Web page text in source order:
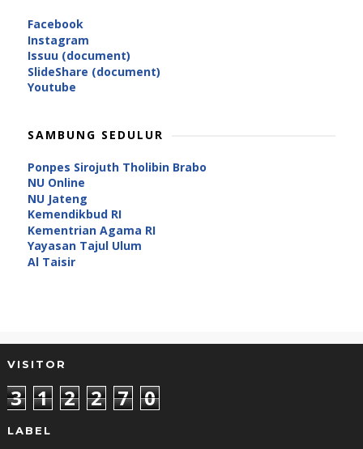
Facebook
Instagram
Issuu (document)
SlideShare (document)
Youtube
SAMBUNG SEDULUR
Ponpes Sirojuth Tholibin Brabo
NU Online
NU Jateng
Kemendikbud RI
Kementrian Agama RI
Yayasan Tajul Ulum
Al Taisir
VISITOR
3 1 2 2 7 0
LABEL